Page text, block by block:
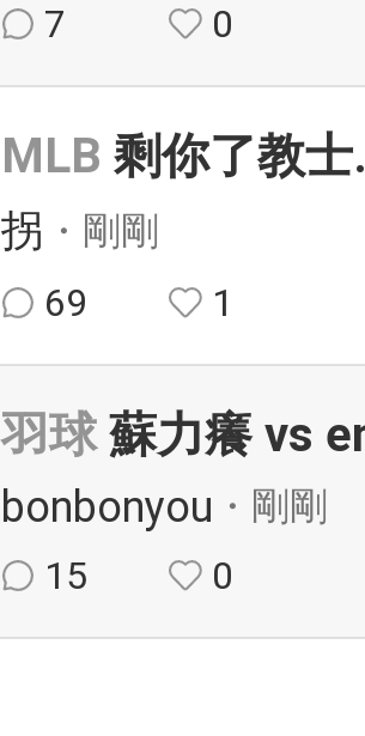
7
0
MLB 剩你了教
拐 ・剛剛
69
1
羽球 蘇力癢 vs
bonbonyou ・剛剛
15
0